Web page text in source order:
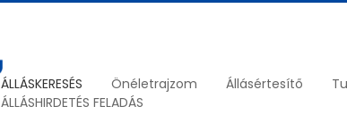
ÁLLÁSKERESÉS Önéletrajzom Állásértesítő
ÁLLÁSHIRDETÉS FELADÁS